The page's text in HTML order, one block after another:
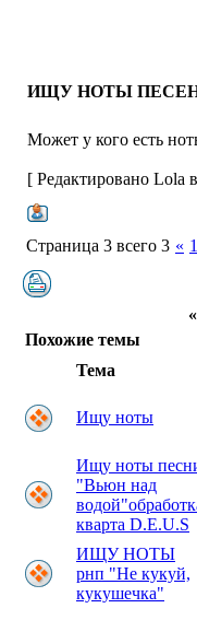
ИЩУ НОТЫ
Может у кого есть
[ Редактировано Lola
Страница 3 всего 3 « 1
«
Похожие темы
Тема
Ищу ноты
Ищу ноты
"Вьюн над
кварта D.E.U.S
ИЩУ НОТЫ
рнп "Не кукуй,
кукушечка"